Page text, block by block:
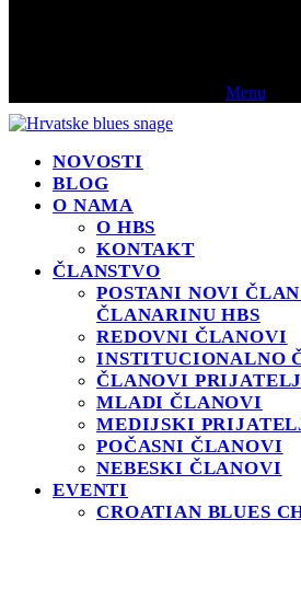
Menu
NOVOSTI
BLOG
O NAMA
O HBS
KONTAKT
ČLANSTVO
POSTANI NOVI
ČLANARINU HBS
REDOVNI ČLANOVI
INSTITUCIONALNO
ČLANOVI
MLADI ČLANOVI
MEDIJSKI
POČASNI ČLANOVI
NEBESKI ČLANOVI
EVENTI
CROATIAN BLUES